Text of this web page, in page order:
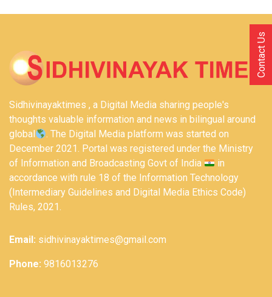
Sidhivinayaktimes , a Digital Media sharing people's
thoughts valuable information and news in bilingual around
global
. The Digital Media platform was started on
December 2021. Portal was registered under the Ministry
of Information and Broadcasting Govt of India
in
accordance with rule 18 of the Information Technology
(Intermediary Guidelines and Digital Media Ethics Code)
Rules, 2021.
Email: sidhivinayaktimes@gmail.com
Phone: 9816013276
Contact Us